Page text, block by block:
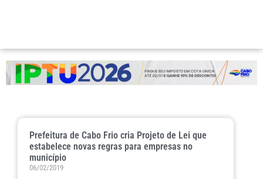
Prefeitura de Cabo Frio cria Projeto de Lei que
estabelece novas regras para empresas no
município
06/02/2019